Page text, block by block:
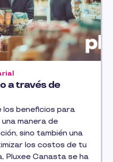
de compensación
a través de
los beneficios para
manera de
sino también una
los costos de tu
Pluxee Canasta se ha